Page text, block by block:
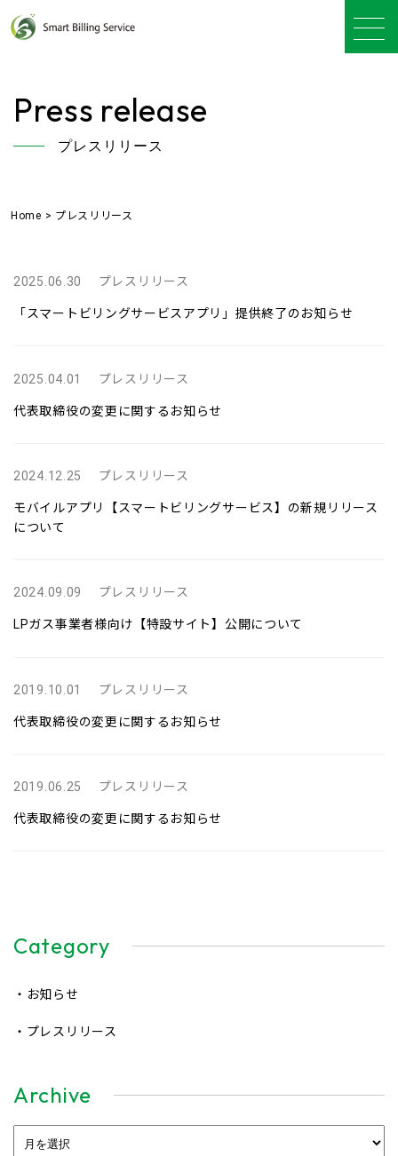
Press release
プレスリリース
Home > プレスリリース
2025.06.30 プレスリリース
「スマートビリングサービスアプリ」提供終了のお知らせ
2025.04.01 プレスリリース
代表取締役の変更に関するお知らせ
2024.12.25 プレスリリース
モバイルアプリ【スマートビリングサービス】の新規リリース
について
2024.09.09 プレスリリース
LPガス事業者様向け【特設サイト】公開について
2019.10.01 プレスリリース
代表取締役の変更に関するお知らせ
2019.06.25 プレスリリース
代表取締役の変更に関するお知らせ
Category
・お知らせ
・プレスリリース
Archive